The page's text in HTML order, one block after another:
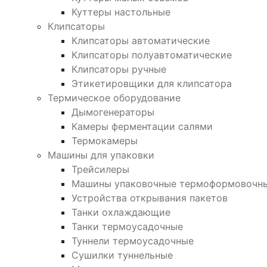
Куттеры настольные
Клипсаторы
Клипсаторы автоматические
Клипсаторы полуавтоматические
Клипсаторы ручные
Этикетировщики для клипсатора
Термическое оборудование
Дымогенераторы
Камеры ферментации салями
Термокамеры
Машины для упаковки
Трейсилеры
Машины упаковочные
Устройства открывания пакетов
Танки охлаждающие
Танки термоусадочные
Туннели термоусадочные
Сушилки туннельные